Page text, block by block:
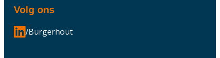
Volg ons
/Burgerhout